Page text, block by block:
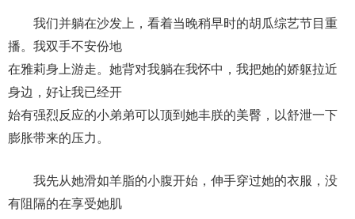
我们并躺在沙发上，看着当晚稍早时的胡瓜综艺节目重
播。我双手不安份地
在雅莉身上游走。她背对我躺在我怀中，我把她的娇躯拉近
身边，好让我已经开
始有强烈反应的小弟弟可以顶到她丰朕的美臀，以舒泄一下
膨胀带来的压力。
我先从她滑如羊脂的小腹开始，伸手穿过她的衣服，没
有阻隔的在享受她肌